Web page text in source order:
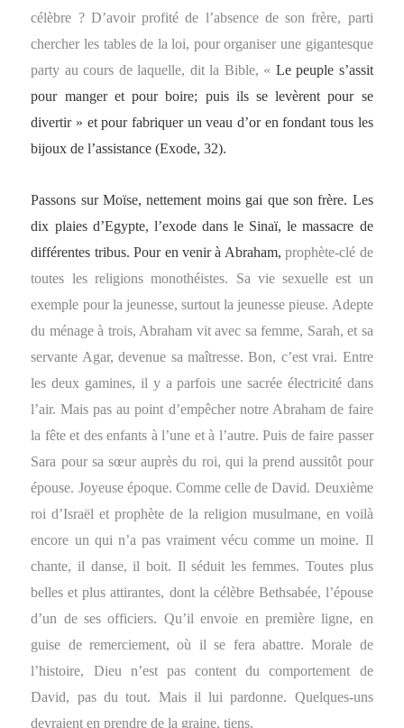
célèbre ? D’avoir profité de l’absence de son frère, parti
chercher les tables de la loi, pour organiser une gigantesque
party au cours de laquelle, dit la Bible, « Le peuple s’assit
pour manger et pour boire; puis ils se levèrent pour se
divertir » et pour fabriquer un veau d’or en fondant tous les
bijoux de l’assistance (Exode, 32).
Passons sur Moïse, nettement moins gai que son frère. Les
dix plaies d’Egypte, l’exode dans le Sinaï, le massacre de
différentes tribus. Pour en venir à Abraham,prophète-clé de
toutes les religions monothéistes. Sa vie sexuelle est un
exemple pour la jeunesse, surtout la jeunesse pieuse. Adepte
du ménage à trois, Abraham vit avec sa femme, Sarah, et sa
servante Agar, devenue sa maîtresse. Bon, c’est vrai. Entre
les deux gamines, il y a parfois une sacrée électricité dans
l’air. Mais pas au point d’empêcher notre Abraham de faire
la fête et des enfants à l’une et à l’autre. Puis de faire passer
Sara pour sa sœur auprès du roi, qui la prend aussitôt pour
épouse. Joyeuse époque. Comme celle de David. Deuxième
roi d’Israël et prophète de la religion musulmane, en voilà
encore un qui n’a pas vraiment vécu comme un moine. Il
chante, il danse, il boit. Il séduit les femmes. Toutes plus
belles et plus attirantes, dont la célèbre Bethsabée, l’épouse
d’un de ses officiers. Qu’il envoie en première ligne, en
guise de remerciement, où il se fera abattre. Morale de
l’histoire, Dieu n’est pas content du comportement de
David, pas du tout. Mais il lui pardonne. Quelques-uns
devraient en prendre de la graine, tiens.